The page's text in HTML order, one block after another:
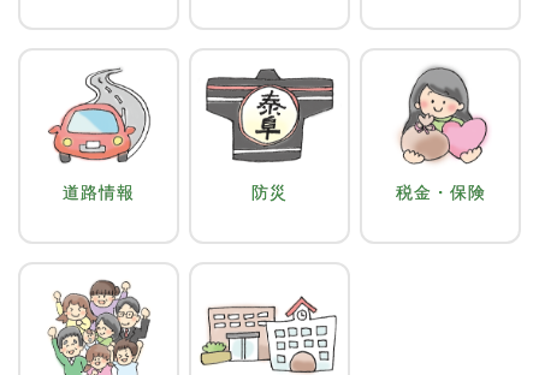
道路情報 防災 税金・保険